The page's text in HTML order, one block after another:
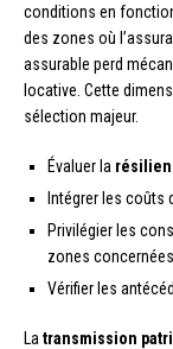
conditions en
des zones où
assurable perd
locative. Cette
sélection majeur.
Évaluer la
Intégrer les coûts
Privilégier les
zones concernées
Vérifier les
La transmission